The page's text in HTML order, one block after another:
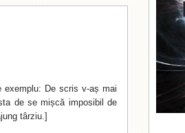
De scris v-aș mai
de se mișcă imposibil de
târziu.]